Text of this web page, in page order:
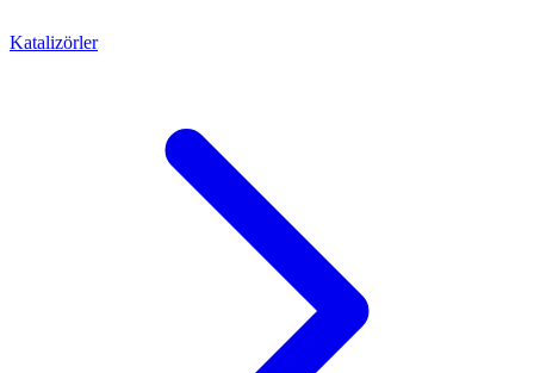
Katalizörler